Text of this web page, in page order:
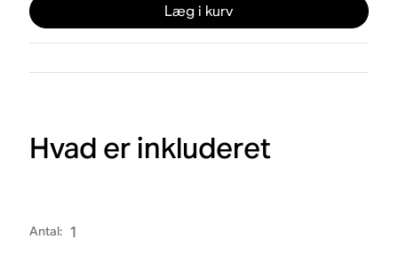
Læg i kurv
Hvad er inkluderet
Antal: 1